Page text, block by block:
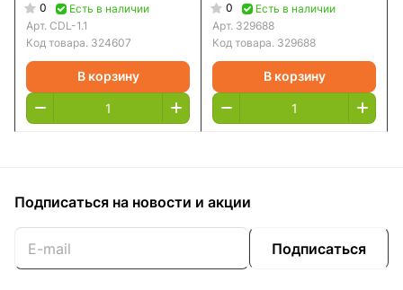
0
Есть в наличии
Арт. CDL-1.1
Код товара. 324607
В корзину
0
Есть в наличии
Арт. 329688
Код товара. 329688
В корзину
Подписаться на новости и акции
Подписаться